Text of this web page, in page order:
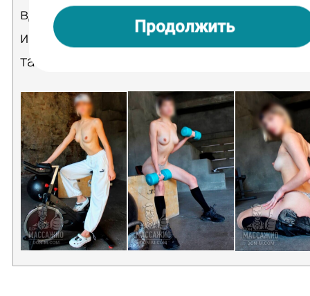
Продолжить
вдохновляющей форме: прихватить
и рвануть на массаж с добротным боди-
тайским в дополнениях.